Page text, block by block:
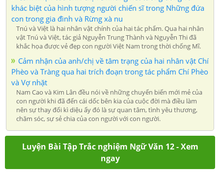
khác biệt của hình tượng người chiến sĩ trong Những đứa
con trong gia đình và Rừng xà nu
Tnú và Việt là hai nhân vật chính của hai tác phẩm. Qua hai nhân
vật Tnú và Việt, tác giả Nguyễn Trung Thành và Nguyễn Thi đã
khắc họa được vẻ đẹp con người Việt Nam trong thời chống Mĩ.
Cảm nhận của anh/chị về tâm trạng của hai nhân vật Chí
Phèo và Tràng qua hai trích đoạn trong tác phẩm Chí Phèo
và Vợ nhặt
Nam Cao và Kim Lân đều nói về những chuyển biến mới mẻ của
con người khi đã đến cái dốc bên kia của cuộc đời mà điều làm
nên sự thay đổi kì diệu ấy đó là sự quan tâm, tình yêu thương,
chăm sóc, sự sẻ chia của con người với con người.
Luyện Bài Tập Trắc nghiệm Ngữ Văn 12 - Xem
ngay